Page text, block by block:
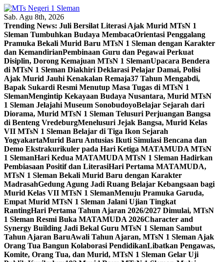
Skip
to
content
Sab. Agu 8th, 2026
Trending News: Juli Bersilat Literasi Ajak Murid MTsN 1
Sleman Tumbuhkan Budaya MembacaOrientasi Penggalang
Pramuka Bekali Murid Baru MTsN 1 Sleman dengan Karakter
dan KemandirianPembinaan Guru dan Pegawai Perkuat
Disiplin, Dorong Kemajuan MTsN 1 SlemanUpacara Bendera
di MTsN 1 Sleman Diakhiri Deklarasi Pelajar Damai, Polisi
Ajak Murid Jauhi Kenakalan Remaja37 Tahun Mengabdi,
Bapak Sukardi Resmi Menutup Masa Tugas di MTsN 1
SlemanMengintip Kekayaan Budaya Nusantara, Murid MTsN
1 Sleman Jelajahi Museum SonobudoyoBelajar Sejarah dari
Diorama, Murid MTsN 1 Sleman Telusuri Perjuangan Bangsa
di Benteng VredeburgMenelusuri Jejak Bangsa, Murid Kelas
VII MTsN 1 Sleman Belajar di Tiga Ikon Sejarah
YogyakartaMurid Baru Antusias Ikuti Simulasi Bencana dan
Demo Ekstrakurikuler pada Hari Ketiga MATAMUDA MTsN
1 SlemanHari Kedua MATAMUDA MTsN 1 Sleman Hadirkan
Pembiasaan Positif dan LiterasiHari Pertama MATAMUDA,
MTsN 1 Sleman Bekali Murid Baru dengan Karakter
MadrasahGedung Agung Jadi Ruang Belajar Kebangsaan bagi
Murid Kelas VII MTsN 1 SlemanMenuju Pramuka Garuda,
Empat Murid MTsN 1 Sleman Jalani Ujian Tingkat
RantingHari Pertama Tahun Ajaran 2026/2027 Dimulai, MTsN
1 Sleman Resmi Buka MATAMUDA 2026Character and
Synergy Building Jadi Bekal Guru MTsN 1 Sleman Sambut
Tahun Ajaran BaruAwali Tahun Ajaran, MTsN 1 Sleman Ajak
Orang Tua Bangun Kolaborasi PendidikanLibatkan Pengawas,
Komite, Orang Tua, dan Murid, MTsN 1 Sleman Gelar Uji